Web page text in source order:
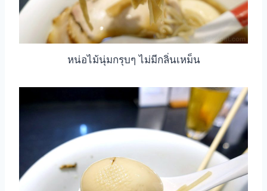
หน่อไม้นุ่มกรุบๆ ไม่มีกลิ่นเหม็น